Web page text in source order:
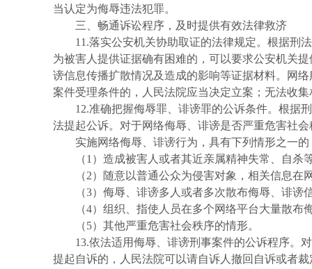
当认定为侮辱违法犯罪。
三、畅通诉讼程序，及时提供有效法律救济
11.落实公安机关协助取证的法律规定。根据刑
为被害人提供证据确有困难的，可以要求公安机关
谤信息传播扩散情况及造成的影响等证据材料。网
案件受理条件的，人民法院应当决定立案；无法收
12.准确把握侮辱罪、诽谤罪的公诉条件。根据
法提起公诉。对于网络侮辱、诽谤是否严重危害社
实施网络侮辱、诽谤行为，具有下列情形之一
（1）造成被害人或者其近亲属精神失常、自杀
（2）随意以普通公众为侵害对象，相关信息
（3）侮辱、诽谤多人或者多次散布侮辱、诽谤
（4）组织、指使人员在多个网络平台大量散
（5）其他严重危害社会秩序的情形。
13.依法适用侮辱、诽谤刑事案件的公诉程序。
提起自诉的，人民法院可以请自诉人撤回自诉或者